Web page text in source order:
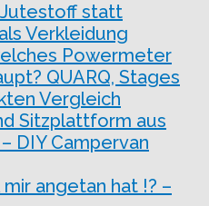
Jutestoff statt
Verkleidung
Powermeter
QUARQ, Stages
Vergleich
Sitzplattform aus
DIY Campervan
mir angetan hat !? –